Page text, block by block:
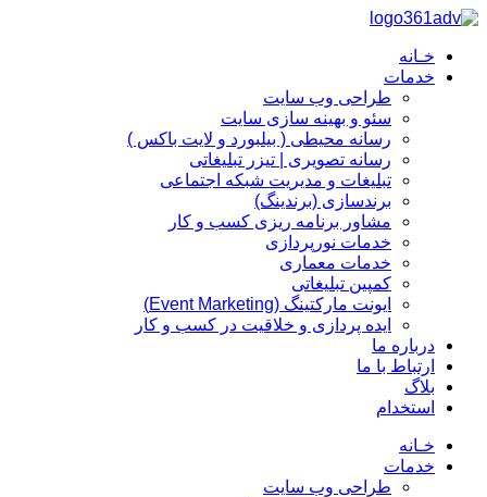
پرش
محتوا
خـانه
خدمات
طراحی وب سایت
سئو و بهینه سازی سایت
رسانه محیطی ( بیلبورد و لایت باکس )
رسانه تصویری | تیزر تبلیغاتی
تبلیغات و مدیریت شبکه اجتماعی
برندسازی (برندینگ)‌
مشاور برنامه ریزی کسب و کار
خدمات نورپردازی
خدمات معماری
کمپین تبلیغاتی
ایونت مارکتینگ (Event Marketing)
ایده پردازی و خلاقیت در کسب و کار
درباره ما
ارتباط با ما
بلاگ
استخدام
خـانه
خدمات
طراحی وب سایت